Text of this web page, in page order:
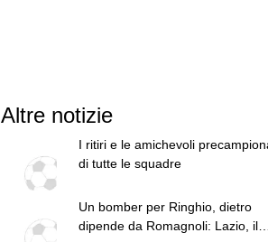
Altre notizie
I ritiri e le amichevoli
di tutte le squadre
Un bomber per Ringhio, dietro
dipende da Romagnoli: Lazio, il